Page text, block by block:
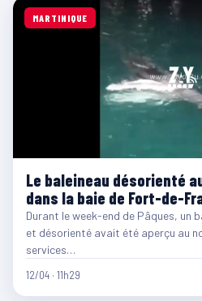
MARTINIQUE
Le baleineau désorienté
dans la baie de Fort-de-
Durant le week-end de Pâques, un
et désorienté avait été aperçu au
services…
12/04 · 11h29